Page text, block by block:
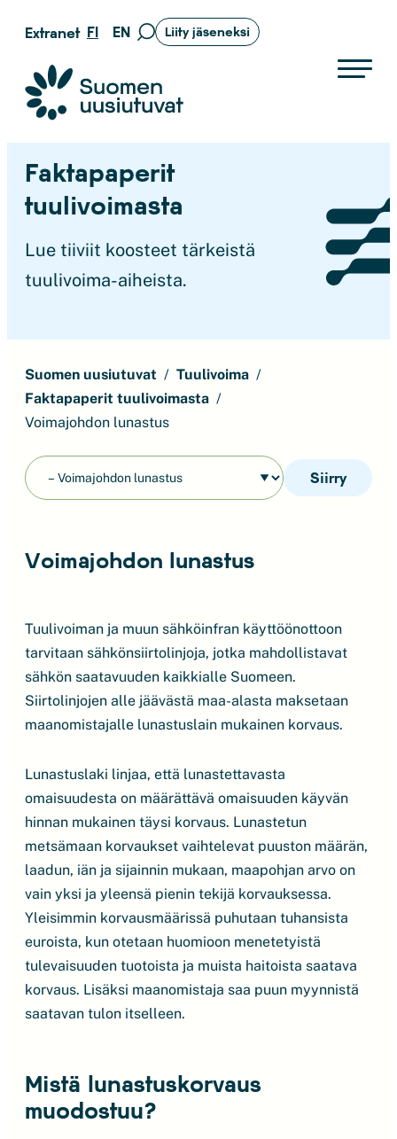
Siirry
sisältöön
Extranet FI EN
Siirry
Liity jäseneksi
Suomen uusiutuvat ry
Faktapaperit
tuulivoimasta
Lue tiiviit koosteet tärkeistä
tuulivoima-aiheista.
Suomen uusiutuvat
Tuulivoima
Faktapaperit tuulivoimasta
Voimajohdon lunastus
Siirry
Voimajohdon lunastus
Tuulivoiman ja muun sähköinfran käyttöönottoon
tarvitaan sähkönsiirtolinjoja, jotka mahdollistavat
sähkön saatavuuden kaikkialle Suomeen.
Siirtolinjojen alle jäävästä maa-alasta maksetaan
maanomistajalle lunastuslain mukainen korvaus.
Lunastuslaki linjaa, että lunastettavasta
omaisuudesta on määrättävä omaisuuden käyvän
hinnan mukainen täysi korvaus. Lunastetun
metsämaan korvaukset vaihtelevat puuston määrän,
laadun, iän ja sijainnin mukaan, maapohjan arvo on
vain yksi ja yleensä pienin tekijä korvauksessa.
Yleisimmin korvausmäärissä puhutaan tuhansista
euroista, kun otetaan huomioon menetetyistä
tulevaisuuden tuotoista ja muista haitoista saatava
korvaus. Lisäksi maanomistaja saa puun myynnistä
saatavan tulon itselleen.
Mistä lunastuskorvaus
muodostuu?